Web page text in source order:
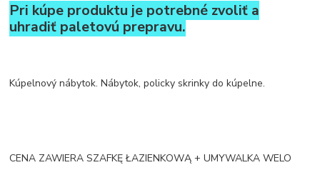
Pri kúpe produktu je potrebné zvoliť a
uhradiť paletovú prepravu.
Kúpelnový nábytok. Nábytok, policky skrinky do kúpelne.
CENA ZAWIERA SZAFKĘ ŁAZIENKOWĄ + UMYWALKA WELO